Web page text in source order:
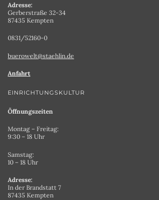
Adresse:
Gerberstraße 32-34
87435 Kempten
0831/52160-0
buerowelt@staehlin.de
Anfahrt
EINRICHTUNGSKULTUR
Öffnungszeiten
Montag – Freitag:
9:30 – 18 Uhr
Samstag:
10 – 18 Uhr
Adresse:
In der Brandstatt 7
87435 Kempten